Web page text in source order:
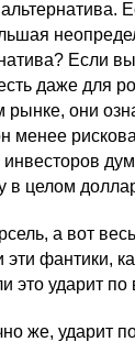
альтернатива.
Если
даже для
рынке, они
менее
целом
а вот
эти фантики,
это ударит
же, ударит